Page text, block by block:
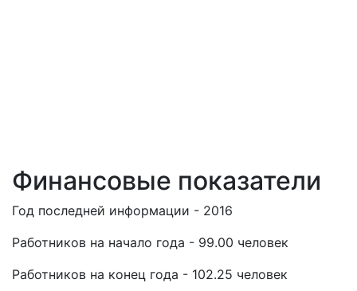
Финансовые показатели
Год последней информации - 2016
Работников на начало года - 99.00 человек
Работников на конец года - 102.25 человек